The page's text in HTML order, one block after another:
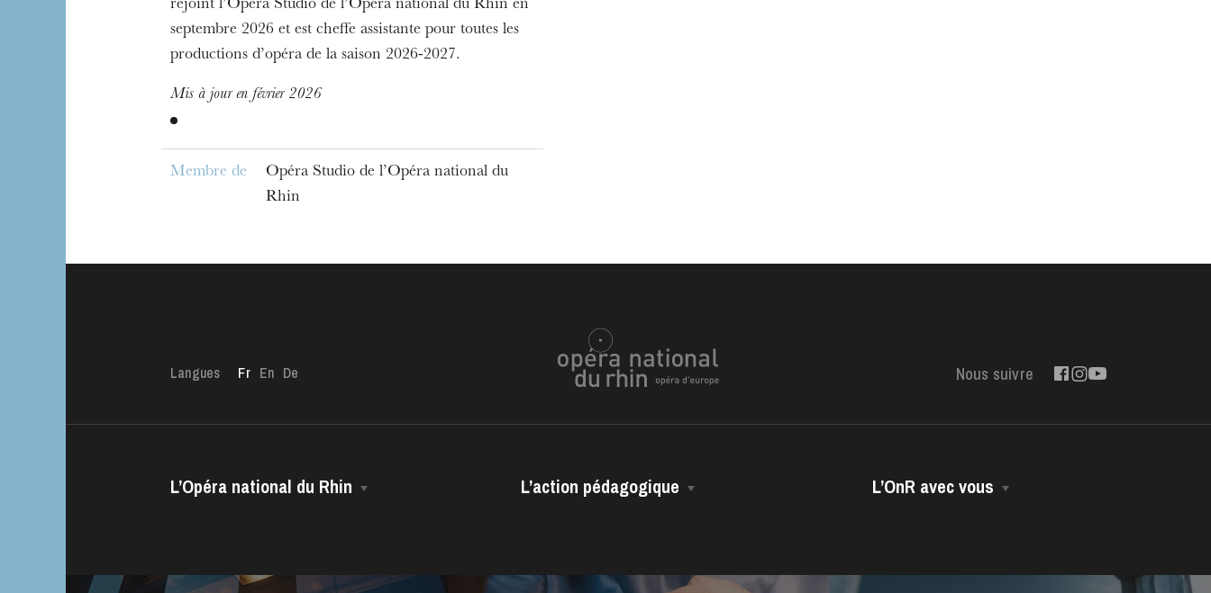
Strasbourg
rejoint l’Opéra Studio de l’Opéra national du Rhin en
septembre 2026 et est cheffe assistante pour toutes les
productions d’opéra de la saison 2026-2027.
Mis à jour en février 2026
Membre de
Opéra Studio de l’Opéra national du
Rhin
Langues Fr En De Nous suivre
L’Opéra national du Rhin
Direction Générale
L’action pédagogique
Les ressources pédagogiques
L’OnR avec vous
Opéra-Bus